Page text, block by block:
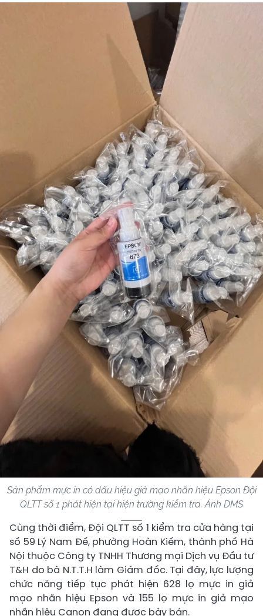
Sản phẩm mực in có dấu hiệu giả mạo nhãn hiệu Epson Đội
QLTT số 1 phát hiện tại hiện trường kiểm tra. Ảnh DMS
Cùng thời điểm, Đội QLTT số 1 kiểm tra cửa hàng tại
số 59 Lý Nam Đế, phường Hoàn Kiếm, thành phố Hà
Nội thuộc Công ty TNHH Thương mại Dịch vụ Đầu tư
T&H do bà N.T.T.H làm Giám đốc. Tại đây, lực lượng
chức năng tiếp tục phát hiện 628 lọ mực in giả
mạo nhãn hiệu Epson và 155 lọ mực in giả mạo
nhãn hiệu Canon đang được bày bán.